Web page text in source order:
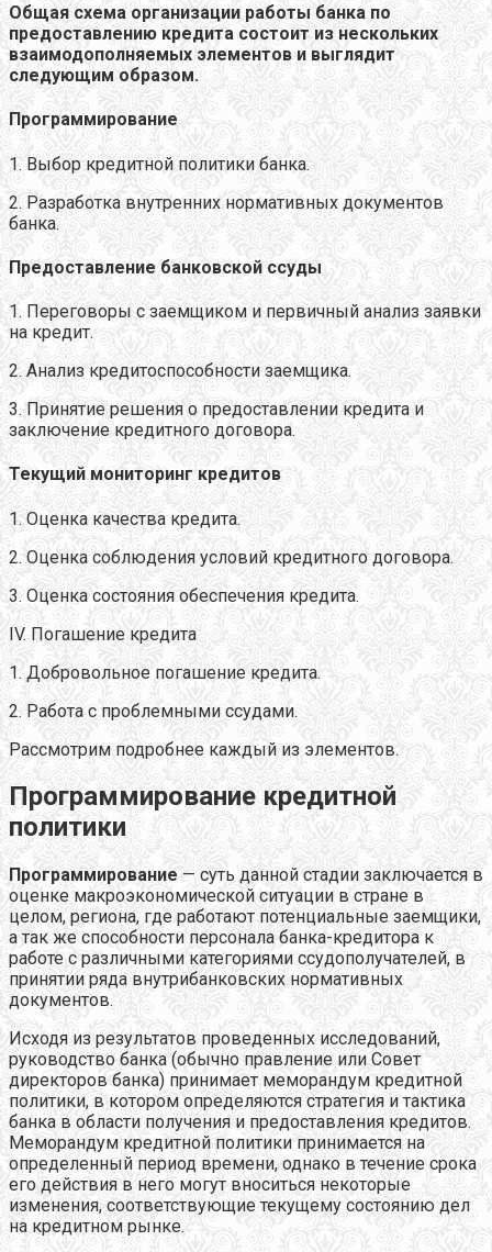
Общая схема организации работы банка по
предоставлению кредита состоит из нескольких
взаимодополняемых элементов и выглядит
следующим образом.
Программирование
1. Выбор кредитной политики банка.
2. Разработка внутренних нормативных документов
банка.
Предоставление банковской ссуды
1. Переговоры с заемщиком и первичный анализ заявки
на кредит.
2. Анализ кредитоспособности заемщика.
3. Принятие решения о предоставлении кредита и
заключение кредитного договора.
Текущий мониторинг кредитов
1. Оценка качества кредита.
2. Оценка соблюдения условий кредитного договора.
3. Оценка состояния обеспечения кредита.
IV. Погашение кредита
1. Добровольное погашение кредита.
2. Работа с проблемными ссудами.
Рассмотрим подробнее каждый из элементов.
Программирование кредитной
политики
Программирование — суть данной стадии заключается в
оценке макроэкономической ситуации в стране в
целом, региона, где работают потенциальные заемщики,
а так же способности персонала банка-кредитора к
работе с различными категориями ссудополучателей, в
принятии ряда внутрибанковских нормативных
документов.
Исходя из результатов проведенных исследований,
руководство банка (обычно правление или Совет
директоров банка) принимает меморандум кредитной
политики, в котором определяются стратегия и тактика
банка в области получения и предоставления кредитов.
Меморандум кредитной политики принимается на
определенный период времени, однако в течение срока
его действия в него могут вноситься некоторые
изменения, соответствующие текущему состоянию дел
на кредитном рынке.